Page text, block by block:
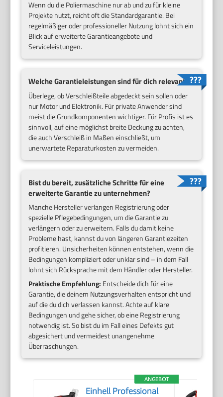
Wenn du die Poliermaschine nur ab und zu für kleine
Projekte nutzt, reicht oft die Standardgarantie. Bei
regelmäßiger oder professioneller Nutzung lohnt sich ein
Blick auf erweiterte Garantieangebote und
Serviceleistungen.
Welche Garantieleistungen sind für dich relevant?
Überlege, ob Verschleißteile abgedeckt sein sollen oder
nur Motor und Elektronik. Für private Anwender sind
meist die Grundkomponenten wichtiger. Für Profis ist es
sinnvoll, auf eine möglichst breite Deckung zu achten,
die auch Verschleiß in Maßen einschließt, um
unerwartete Reparaturkosten zu vermeiden.
Bist du bereit, zusätzliche Schritte für eine
erweiterte Garantie zu unternehmen?
Manche Hersteller verlangen Registrierung oder
spezielle Pflegebedingungen, um die Garantie zu
verlängern oder zu erweitern. Falls du damit keine
Probleme hast, kannst du von längeren Garantiezeiten
profitieren. Unsicherheiten können entstehen, wenn die
Bedingungen kompliziert oder unklar sind – in dem Fall
lohnt sich Rücksprache mit dem Händler oder Hersteller.
Praktische Empfehlung: Entscheide dich für eine
Garantie, die deinem Nutzungsverhalten entspricht und
auf die du dich verlassen kannst. Achte auf klare
Bedingungen und gehe sicher, ob eine Registrierung
notwendig ist. So bist du im Fall eines Defekts gut
abgesichert und vermeidest unangenehme
Überraschungen.
ANGEBOT
Einhell Professional